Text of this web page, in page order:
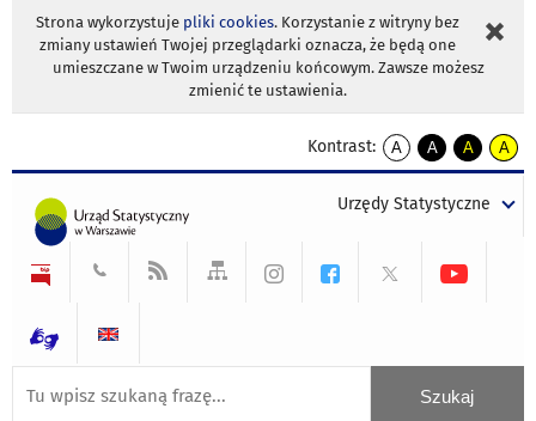
Strona wykorzystuje pliki cookies. Korzystanie z witryny bez
zmiany ustawień Twojej przeglądarki oznacza, że będą one
umieszczane w Twoim urządzeniu końcowym. Zawsze możesz
zmienić te ustawienia.
Kontrast:
A
kontrast
A
kontrast
tekst
czarnym
A
kontrast
tekst
czarnym
A
tekst
żółtym
Urzędy Statystyczne